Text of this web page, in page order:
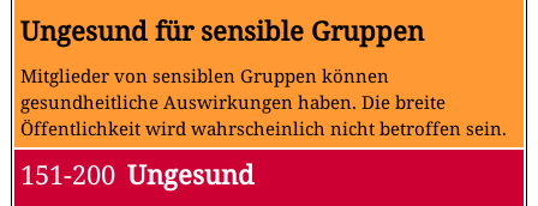
Ungesund für sensible Gruppen
Mitglieder von sensiblen Gruppen können
gesundheitliche Auswirkungen haben. Die breite
Öffentlichkeit wird wahrscheinlich nicht betroffen sein.
151-200 Ungesund